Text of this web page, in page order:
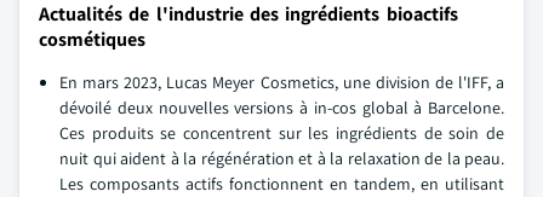
Actualités de l'industrie des ingrédients bioactifs
cosmétiques
En mars 2023, Lucas Meyer Cosmetics, une division de l'IFF, a
dévoilé deux nouvelles versions à in-cos global à Barcelone.
Ces produits se concentrent sur les ingrédients de soin de
nuit qui aident à la régénération et à la relaxation de la peau.
Les composants actifs fonctionnent en tandem, en utilisant